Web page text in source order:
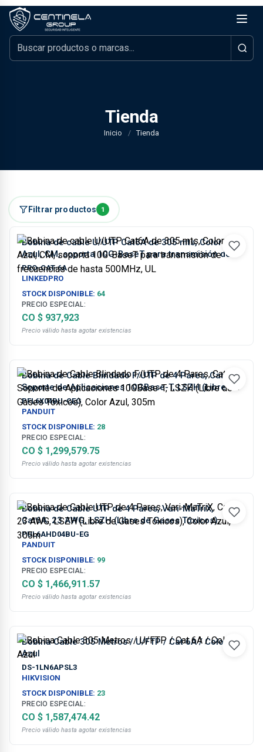
Tienda
Inicio / Tienda
Filtrar productos 1
Bobina de cable U/UTP Cat6A de 305 mts, Color
Azul, CM, soporta 10G-BaseT para transmisión de
frecuencias de hasta 500MHz, UL
PRO-CAT-6A
LINKEDPRO
STOCK DISPONIBLE: 64
PRECIO ESPECIAL:
CO $ 937,923
Precio válido hasta agotar existencias
Bobina de Cable Blindado F/UTP de 4 Pares, Cat6A,
Soporte de Aplicaciones 10GBase-T, LSZH (Libre de
Gases Tóxicos), Color Azul, 305m
PFL6X04BU-CEG
PANDUIT
STOCK DISPONIBLE: 28
PRECIO ESPECIAL:
CO $ 1,299,579.75
Precio válido hasta agotar existencias
Bobina de Cable UTP de 4 Pares, Vari-MaTriX,
Cat6A, 23 AWG, LSZH (Libre de Gases Tóxicos),
Color Azul, 305m
PUL6AHD04BU-EG
PANDUIT
STOCK DISPONIBLE: 99
PRECIO ESPECIAL:
CO $ 1,466,911.57
Precio válido hasta agotar existencias
Bobina Cable 305 Metros / U/FTP / Cat 6A / Color
Azul
DS-1LN6APSL3
HIKVISION
STOCK DISPONIBLE: 23
PRECIO ESPECIAL:
CO $ 1,587,474.42
Precio válido hasta agotar existencias